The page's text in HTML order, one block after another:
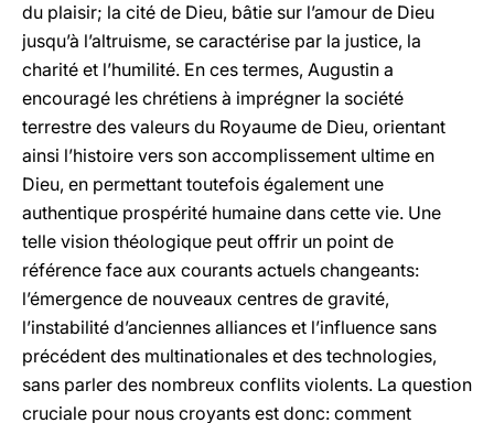
du plaisir; la cité de Dieu, bâtie sur l’amour de Dieu
jusqu’à l’altruisme, se caractérise par la justice, la
charité et l’humilité. En ces termes, Augustin a
encouragé les chrétiens à imprégner la société
terrestre des valeurs du Royaume de Dieu, orientant
ainsi l’histoire vers son accomplissement ultime en
Dieu, en permettant toutefois également une
authentique prospérité humaine dans cette vie. Une
telle vision théologique peut offrir un point de
référence face aux courants actuels changeants:
l’émergence de nouveaux centres de gravité,
l’instabilité d’anciennes alliances et l’influence sans
précédent des multinationales et des technologies,
sans parler des nombreux conflits violents. La question
cruciale pour nous croyants est donc: comment